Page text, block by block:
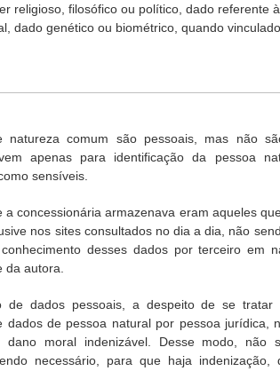
religioso, filosófico ou político, dado referente
dado genético ou biométrico, quando
natureza comum são pessoais, mas não
apenas para identificação da pessoa
sensíveis.
a concessionária armazenava eram aqueles
nos sites consultados no dia a dia, não
desses dados por terceiro em
da autora.
de dados pessoais, a despeito de se tratar
dados de pessoa natural por pessoa jurídica,
moral indenizável. Desse modo, não
necessário, para que haja